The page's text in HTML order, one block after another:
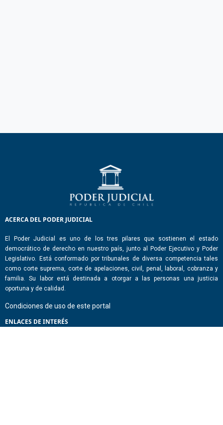
ACERCA DEL PODER JUDICIAL
El Poder Judicial es uno de los tres pilares que sostienen el estado
democrático de derecho en nuestro país, junto al Poder Ejecutivo y Poder
Legislativo. Está conformado por tribunales de diversa competencia tales
como corte suprema, corte de apelaciones, civil, penal, laboral, cobranza y
familia. Su labor está destinada a otorgar a las personas una justicia
oportuna y de calidad.
Condiciones de uso de este portal
ENLACES DE INTERÉS